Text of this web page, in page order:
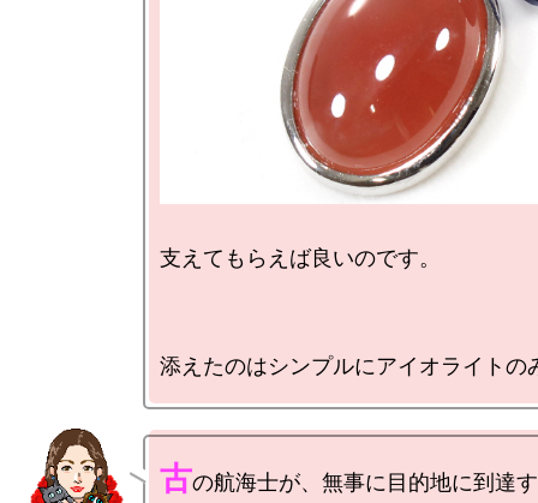
支えてもらえば良いのです。
古の航海士が、無事に目的地に到達